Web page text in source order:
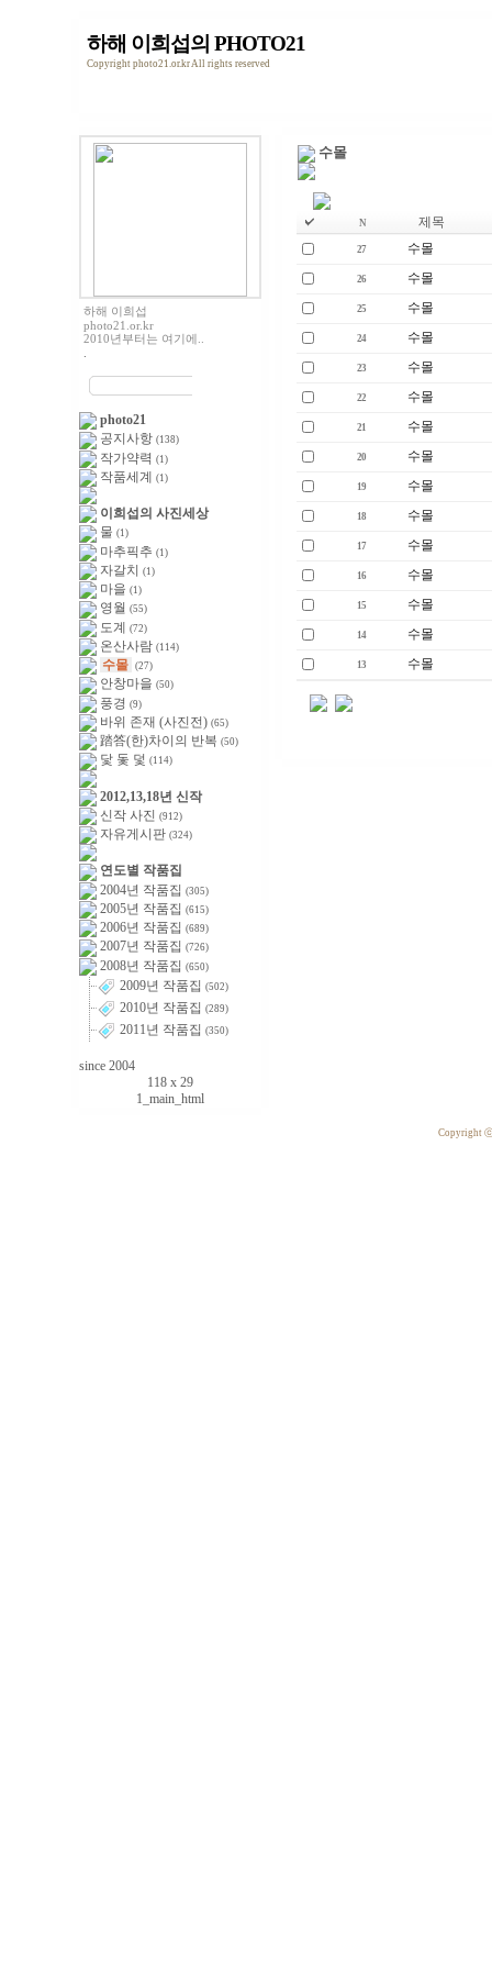
하해 이희섭의 PHOTO21
Copyright photo21.or.kr All rights reserved
하해 이희섭
photo21.or.kr
2010년부터는 여기에..
photo21
공지사항 (138)
작가약력 (1)
작품세계 (1)
이희섭의 사진세상
물 (1)
마추픽추 (1)
자갈치 (1)
마을 (1)
영월 (55)
도계 (72)
온산사람 (114)
수몰 (27)
안창마을 (50)
풍경 (9)
바위 존재 (사진전) (65)
踏答(한)차이의 반복 (50)
닻 돛 덫 (114)
2012,13,18년 신작
신작 사진 (912)
자유게시판 (324)
연도별 작품집
2004년 작품집 (305)
2005년 작품집 (615)
2006년 작품집 (689)
2007년 작품집 (726)
2008년 작품집 (650)
2009년 작품집 (502)
2010년 작품집 (289)
2011년 작품집 (350)
since 2004
118 x 29
1_main_html
수몰
N 제목
27 수몰
26 수몰
25 수몰
24 수몰
23 수몰
22 수몰
21 수몰
20 수몰
19 수몰
18 수몰
17 수몰
16 수몰
15 수몰
14 수몰
13 수몰
Copyright